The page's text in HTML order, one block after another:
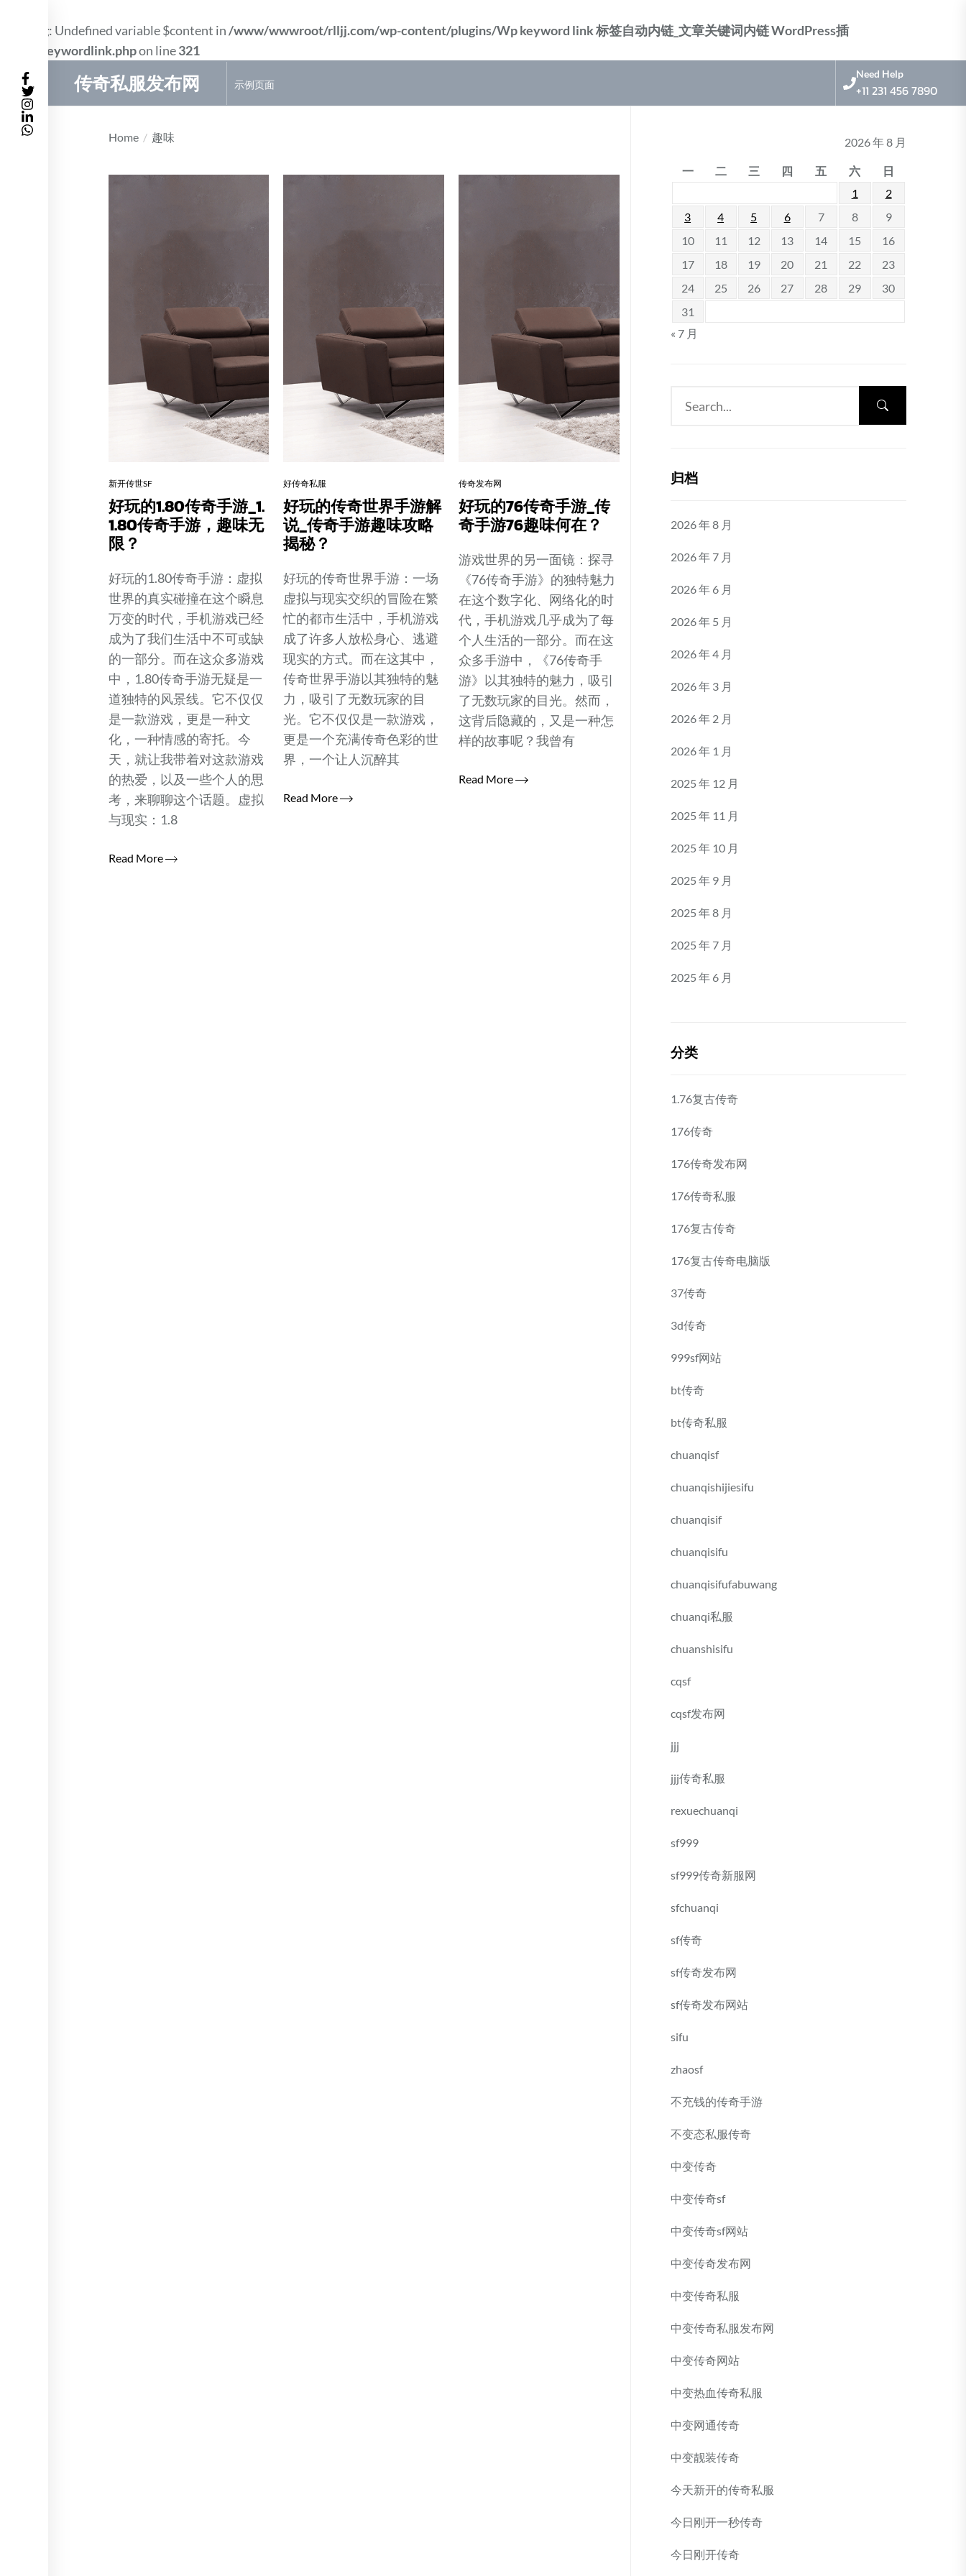
Warning: Undefined variable $content in/www/wwwroot/rlljj.com/wp-content/plugins/Wp keyword link 标签自动内链_文章关键词内链 WordPress插
件/wp_keywordlink.phpon line321
content
传奇私服发布网 示例页面
Need Help
+11 231 456 7890
Home 趣味
新开传世SF
好玩的1.80传奇手游_1.
1.80传奇手游，趣味无
限？
好玩的1.80传奇手游：虚拟
世界的真实碰撞在这个瞬息
万变的时代，手机游戏已经
成为了我们生活中不可或缺
的一部分。而在这众多游戏
中，1.80传奇手游无疑是一
道独特的风景线。它不仅仅
是一款游戏，更是一种文
化，一种情感的寄托。今
天，就让我带着对这款游戏
的热爱，以及一些个人的思
考，来聊聊这个话题。虚拟
与现实：1.8
Read More
好传奇私服
好玩的传奇世界手游解
说_传奇手游趣味攻略
揭秘？
好玩的传奇世界手游：一场
虚拟与现实交织的冒险在繁
忙的都市生活中，手机游戏
成了许多人放松身心、逃避
现实的方式。而在这其中，
传奇世界手游以其独特的魅
力，吸引了无数玩家的目
光。它不仅仅是一款游戏，
更是一个充满传奇色彩的世
界，一个让人沉醉其
Read More
传奇发布网
好玩的76传奇手游_传
奇手游76趣味何在？
游戏世界的另一面镜：探寻
《76传奇手游》的独特魅力
在这个数字化、网络化的时
代，手机游戏几乎成为了每
个人生活的一部分。而在这
众多手游中，《76传奇手
游》以其独特的魅力，吸引
了无数玩家的目光。然而，
这背后隐藏的，又是一种怎
样的故事呢？我曾有
Read More
2026 年 8 月
一 二 三 四 五 六
日
1
2
3
4 5 6 7 8
9
10
11 12 13 14 15
16
17
18 19 20 21 22
23
24
25 26 27 28 29
30
31
« 7 月
归档
2026 年 8 月
2026 年 7 月
2026 年 6 月
2026 年 5 月
2026 年 4 月
2026 年 3 月
2026 年 2 月
2026 年 1 月
2025 年 12 月
2025 年 11 月
2025 年 10 月
2025 年 9 月
2025 年 8 月
2025 年 7 月
2025 年 6 月
分类
1.76复古传奇
176传奇
176传奇发布网
176传奇私服
176复古传奇
176复古传奇电脑版
37传奇
3d传奇
999sf网站
bt传奇
bt传奇私服
chuanqisf
chuanqishijiesifu
chuanqisif
chuanqisifu
chuanqisifufabuwang
chuanqi私服
chuanshisifu
cqsf
cqsf发布网
jjj
jjj传奇私服
rexuechuanqi
sf999
sf999传奇新服网
sfchuanqi
sf传奇
sf传奇发布网
sf传奇发布网站
sifu
zhaosf
不充钱的传奇手游
不变态私服传奇
中变传奇
中变传奇sf
中变传奇sf网站
中变传奇发布网
中变传奇私服
中变传奇私服发布网
中变传奇网站
中变热血传奇私服
中变网通传奇
中变靓装传奇
今天新开的传奇私服
今日刚开一秒传奇
今日刚开传奇